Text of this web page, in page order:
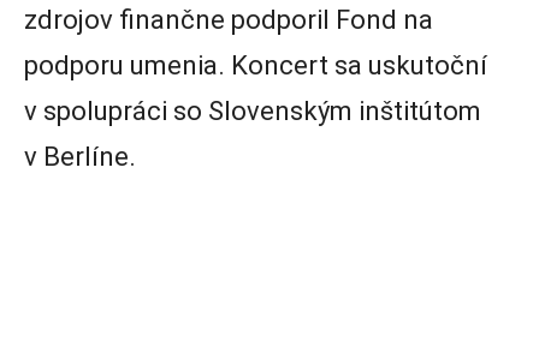
zdrojov finančne podporil Fond na
podporu umenia. Koncert sa uskutoční
v spolupráci so Slovenským inštitútom
v Berlíne.